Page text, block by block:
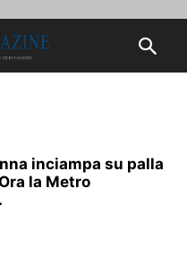
inciampa su palla
la Metro